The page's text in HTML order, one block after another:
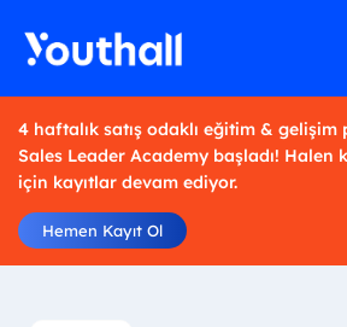
4 haftalık satış odaklı eğitim & gelişim
Sales Leader Academy başladı! Halen
için kayıtlar devam ediyor.
Hemen Kayıt Ol